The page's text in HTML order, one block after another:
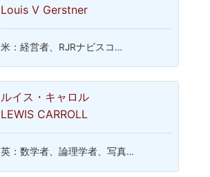
Louis V Gerstner
米：経営者、RJRナビスコ…
ルイス・キャロル
LEWIS CARROLL
英：数学者、論理学者、写真…